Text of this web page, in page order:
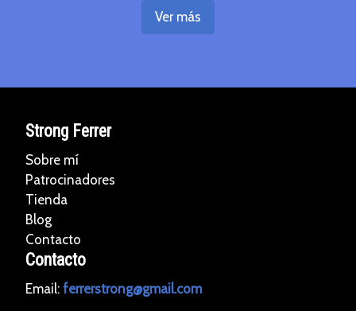
Ver más
Strong Ferrer
Sobre mí
Patrocinadores
Tienda
Blog
Contacto
Contacto
Email: ferrerstrong@gmail.com